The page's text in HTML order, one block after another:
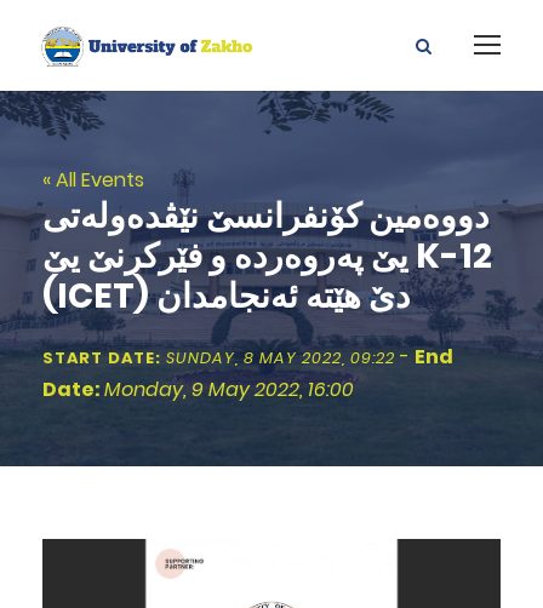
« All Events
دووه‌مین كۆنفرانسێ نێڤده‌وله‌تى
یێ په‌روه‌رده‌ و فێركرنێ یێ K-12
(ICET) دێ هێته‌ ئه‌نجامدان
START DATE: SUNDAY, 8 MAY 2022, 09:22 - End
Date:Monday, 9 May 2022, 16:00